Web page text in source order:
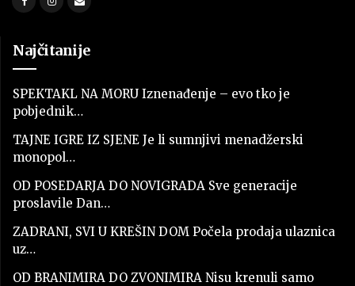
Najčitanije
SPEKTAKL NA MORU Iznenađenje – evo tko je
pobjednik…
TAJNE IGRE IZ SJENE Je li sumnjivi menadžerski
monopol…
OD POSEDARJA DO NOVIGRADA Sve generacije
proslavile Dan…
ZADRANI, SVI U KREŠIN DOM Počela prodaja ulaznica
uz…
OD BRANIMIRA DO ZVONIMIRA Nisu krenuli samo